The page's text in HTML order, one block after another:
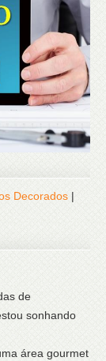
Decorados |
de
sonhando
área gourmet